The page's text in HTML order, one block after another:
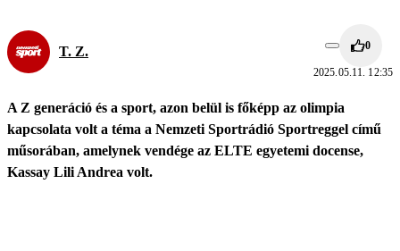
T. Z. 0
2025.05.11. 12:35
A Z generáció és a sport, azon belül is főképp az olimpia
kapcsolata volt a téma a Nemzeti Sportrádió Sportreggel című
műsorában, amelynek vendége az ELTE egyetemi docense,
Kassay Lili Andrea volt.